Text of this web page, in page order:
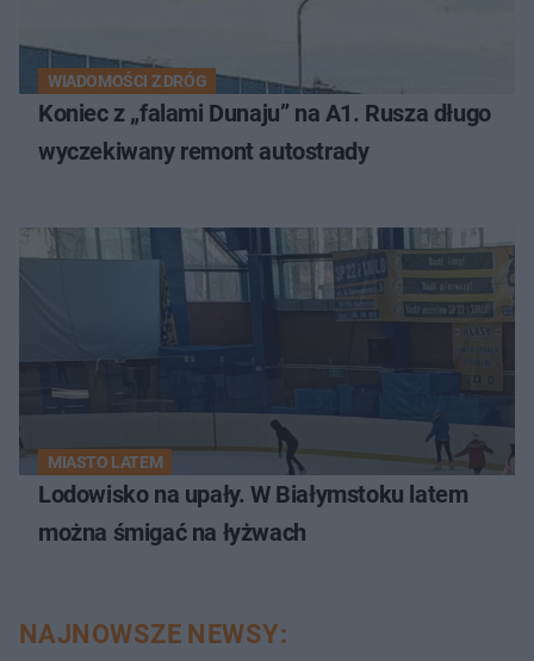
WIADOMOŚCI Z DRÓG
Koniec z „falami Dunaju” na A1. Rusza długo
wyczekiwany remont autostrady
MIASTO LATEM
Lodowisko na upały. W Białymstoku latem
można śmigać na łyżwach
NAJNOWSZE NEWSY: